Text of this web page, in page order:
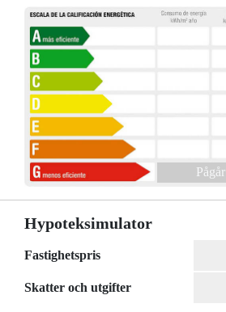
Pågår
Hypoteksimulator
Fastighetspris
Skatter och utgifter